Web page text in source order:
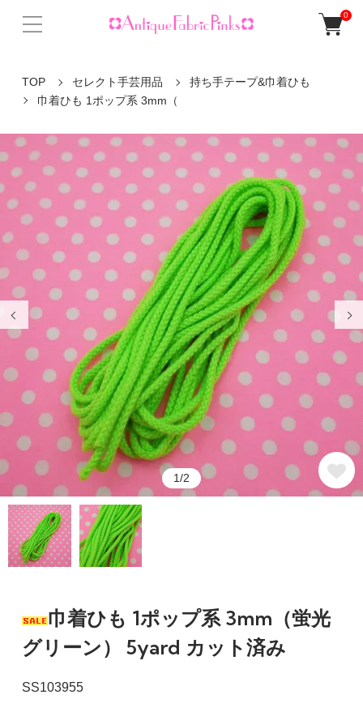
0
TOP セレクト手芸用品
持ち手テープ&巾着ひも
巾着ひも 1ポップ系 3mm（
1/2
巾着ひも 1ポップ系 3mm（蛍光
グリーン） 5yard カット済み
SS103955